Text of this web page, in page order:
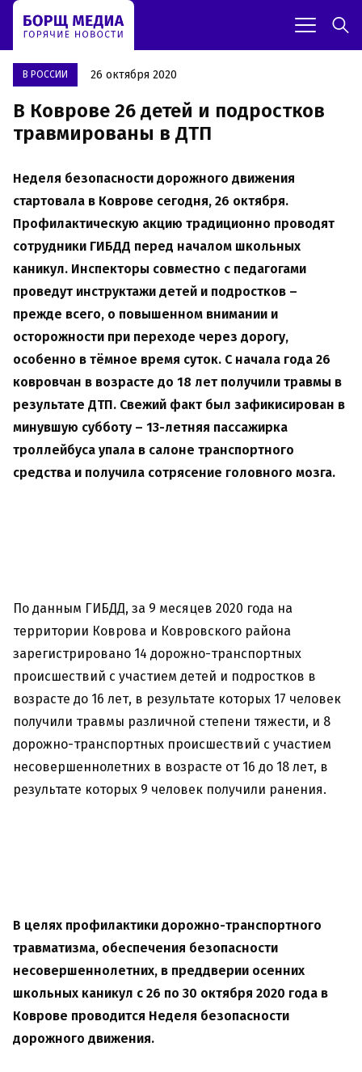
В РОССИИ 26 октября 2020
В Коврове 26 детей и подростков
травмированы в ДТП
Неделя безопасности дорожного движения
стартовала в Коврове сегодня, 26 октября.
Профилактическую акцию традиционно проводят
сотрудники ГИБДД перед началом школьных
каникул. Инспекторы совместно с педагогами
проведут инструктажи детей и подростков –
прежде всего, о повышенном внимании и
осторожности при переходе через дорогу,
особенно в тёмное время суток. С начала года 26
ковровчан в возрасте до 18 лет получили травмы в
результате ДТП. Свежий факт был зафикисирован в
минувшую субботу – 13-летняя пассажирка
троллейбуса упала в салоне транспортного
средства и получила сотрясение головного мозга.
По данным ГИБДД, за 9 месяцев 2020 года на
территории Коврова и Ковровского района
зарегистрировано 14 дорожно-транспортных
происшествий с участием детей и подростков в
возрасте до 16 лет, в результате которых 17 человек
получили травмы различной степени тяжести, и 8
дорожно-транспортных происшествий с участием
несовершеннолетних в возрасте от 16 до 18 лет, в
результате которых 9 человек получили ранения.
В целях профилактики дорожно-транспортного
травматизма, обеспечения безопасности
несовершеннолетних, в преддверии осенних
школьных каникул с 26 по 30 октября 2020 года в
Коврове проводится Неделя безопасности
дорожного движения.